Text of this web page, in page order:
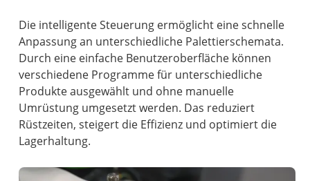
Die intelligente Steuerung ermöglicht eine schnelle
Anpassung an unterschiedliche Palettierschemata.
Durch eine einfache Benutzeroberfläche können
verschiedene Programme für unterschiedliche
Produkte ausgewählt und ohne manuelle
Umrüstung umgesetzt werden. Das reduziert
Rüstzeiten, steigert die Effizienz und optimiert die
Lagerhaltung.